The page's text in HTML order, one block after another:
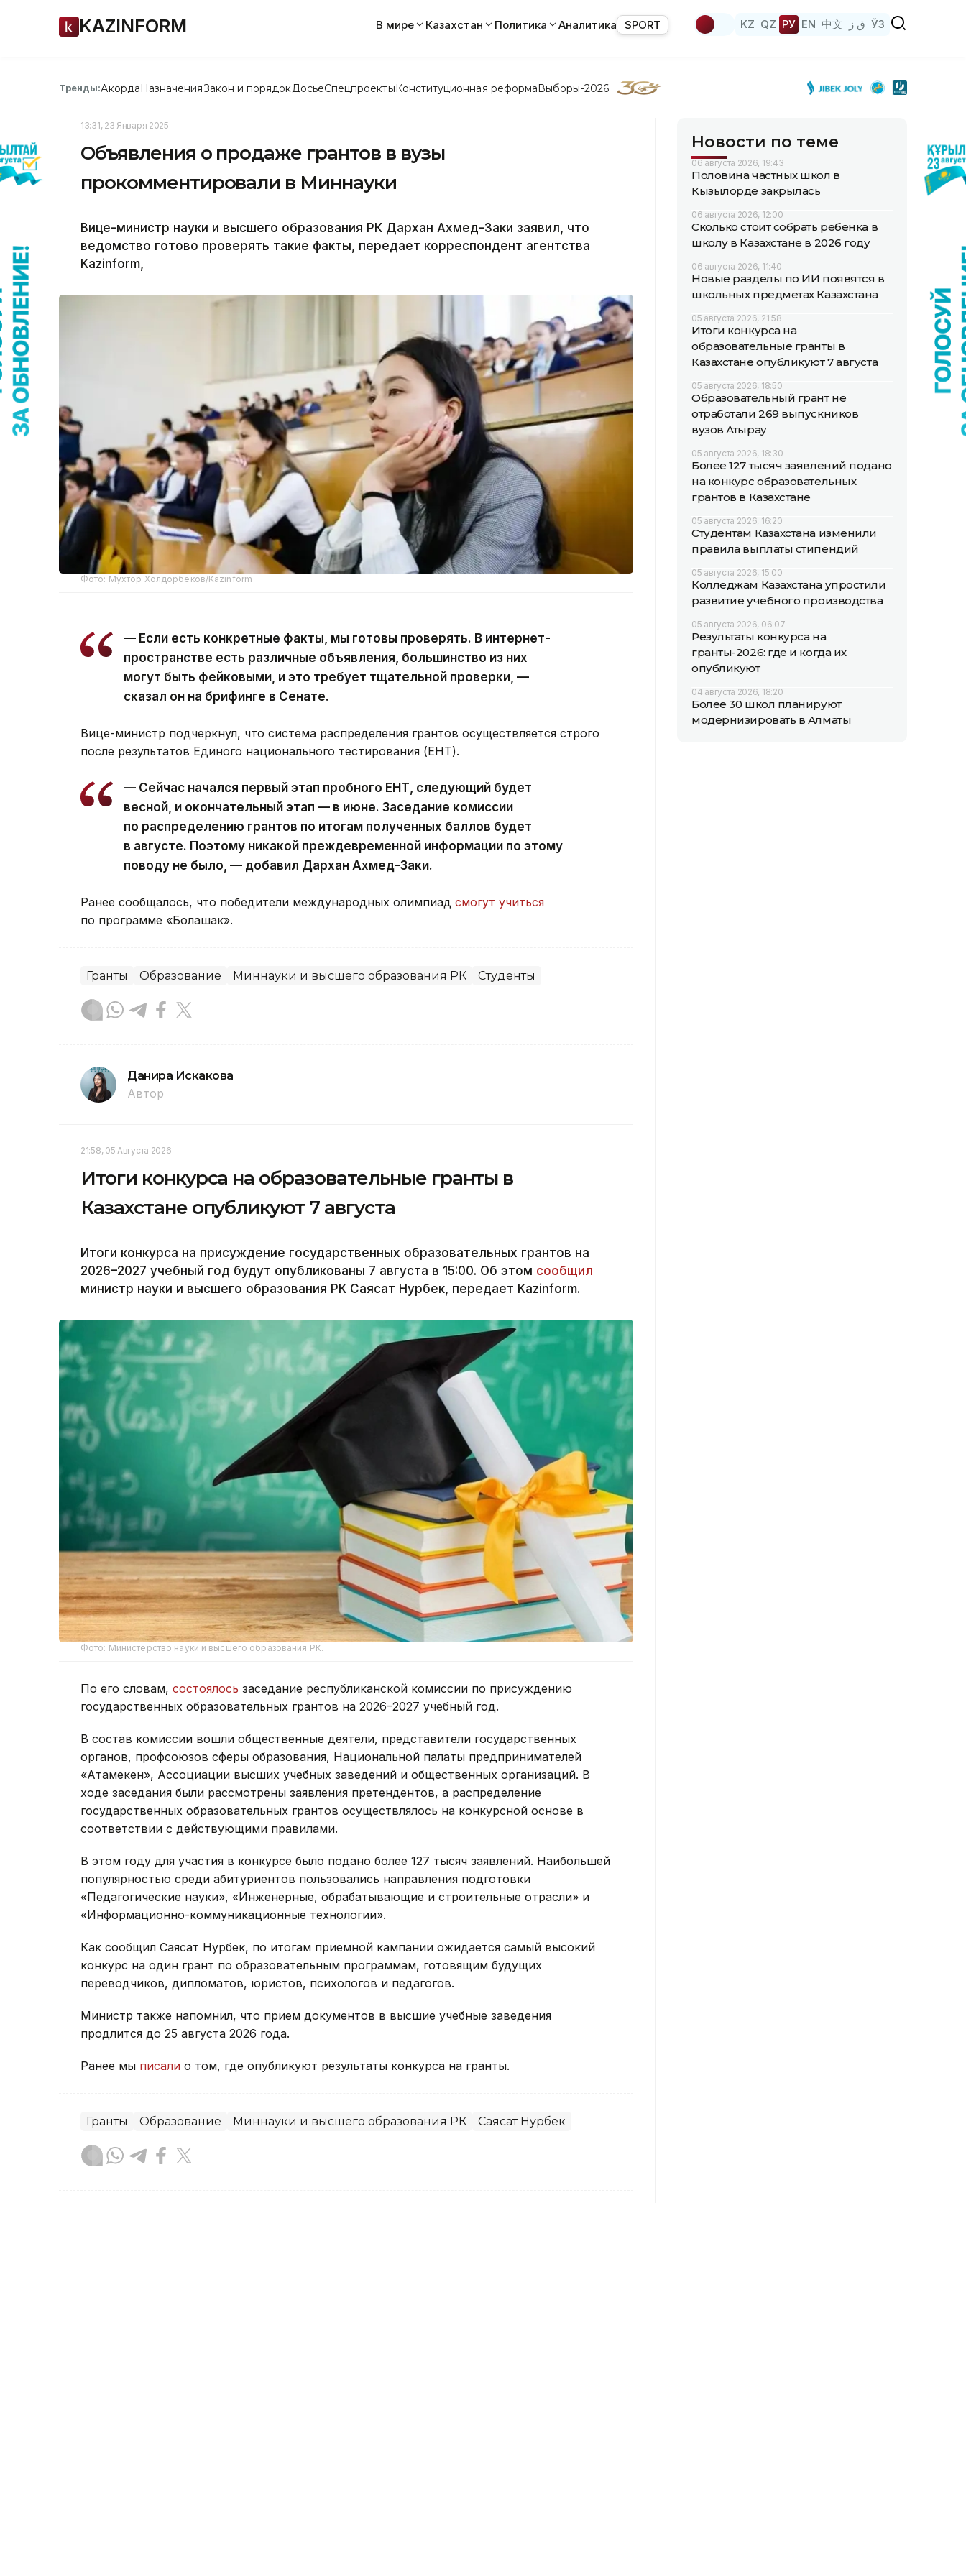
KAZINFORM В мире Казахстан Политика Аналитика SPORT KZ QZ РУ EN 中文 ق ز ЎЗ
Тренды:АкордаНазначенияЗакон и порядок ДосьеСпецпроектыКонституционная реформаВыборы-2026
13:31, 23 Января 2025
Объявления о продаже грантов в вузы
прокомментировали в Миннауки
Вице-министр науки и высшего образования РК Дархан Ахмед-Заки заявил, что
ведомство готово проверять такие факты, передает корреспондент агентства
Kazinform,
Фото: Мухтор Холдорбеков/Kazinform
— Если есть конкретные факты, мы готовы проверять. В интернет-
пространстве есть различные объявления, большинство из них
могут быть фейковыми, и это требует тщательной проверки, —
сказал он на брифинге в Сенате.
Вице-министр подчеркнул, что система распределения грантов осуществляется строго
после результатов Единого национального тестирования (ЕНТ).
— Сейчас начался первый этап пробного ЕНТ, следующий будет
весной, и окончательный этап — в июне. Заседание комиссии
по распределению грантов по итогам полученных баллов будет
в августе. Поэтому никакой преждевременной информации по этому
поводу не было, — добавил Дархан Ахмед-Заки.
Ранее сообщалось, что победители международных олимпиад смогут учиться
по программе «Болашак».
Гранты Образование Миннауки и высшего образования РК Студенты
Данира Искакова
Автор
21:58, 05 Августа 2026
Итоги конкурса на образовательные гранты в
Казахстане опубликуют 7 августа
Итоги конкурса на присуждение государственных образовательных грантов на
2026–2027 учебный год будут опубликованы 7 августа в 15:00. Об этом сообщил
министр науки и высшего образования РК Саясат Нурбек, передает Kazinform.
Фото: Министерство науки и высшего образования РК.
По его словам, состоялось заседание республиканской комиссии по присуждению
государственных образовательных грантов на 2026–2027 учебный год.
В состав комиссии вошли общественные деятели, представители государственных
органов, профсоюзов сферы образования, Национальной палаты предпринимателей
«Атамекен», Ассоциации высших учебных заведений и общественных организаций. В
ходе заседания были рассмотрены заявления претендентов, а распределение
государственных образовательных грантов осуществлялось на конкурсной основе в
соответствии с действующими правилами.
В этом году для участия в конкурсе было подано более 127 тысяч заявлений. Наибольшей
популярностью среди абитуриентов пользовались направления подготовки
«Педагогические науки», «Инженерные, обрабатывающие и строительные отрасли» и
«Информационно-коммуникационные технологии».
Как сообщил Саясат Нурбек, по итогам приемной кампании ожидается самый высокий
конкурс на один грант по образовательным программам, готовящим будущих
переводчиков, дипломатов, юристов, психологов и педагогов.
Министр также напомнил, что прием документов в высшие учебные заведения
продлится до 25 августа 2026 года.
Ранее мы писали о том, где опубликуют результаты конкурса на гранты.
Гранты Образование Миннауки и высшего образования РК Саясат Нурбек
Новости по теме
06 августа 2026, 19:43
Половина частных школ в
Кызылорде закрылась
06 августа 2026, 12:00
Сколько стоит собрать ребенка в
школу в Казахстане в 2026 году
06 августа 2026, 11:40
Новые разделы по ИИ появятся в
школьных предметах Казахстана
05 августа 2026, 21:58
Итоги конкурса на
образовательные гранты в
Казахстане опубликуют 7 августа
05 августа 2026, 18:50
Образовательный грант не
отработали 269 выпускников
вузов Атырау
05 августа 2026, 18:30
Более 127 тысяч заявлений подано
на конкурс образовательных
грантов в Казахстане
05 августа 2026, 16:20
Студентам Казахстана изменили
правила выплаты стипендий
05 августа 2026, 15:00
Колледжам Казахстана упростили
развитие учебного производства
05 августа 2026, 06:07
Результаты конкурса на
гранты-2026: где и когда их
опубликуют
04 августа 2026, 18:20
Более 30 школ планируют
модернизировать в Алматы